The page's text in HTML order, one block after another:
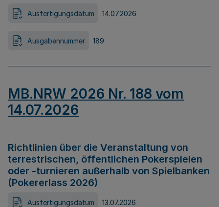
Ausfertigungsdatum 14.07.2026
Ausgabennummer 189
MB.NRW 2026 Nr. 188 vom
14.07.2026
Richtlinien über die Veranstaltung von
terrestrischen, öffentlichen Pokerspielen
oder -turnieren außerhalb von Spielbanken
(Pokererlass 2026)
Ausfertigungsdatum 13.07.2026